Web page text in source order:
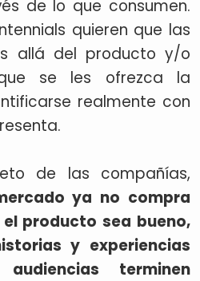
de lo que consumen.
quieren que las
allá del producto y/o
se les ofrezca la
realmente con
de las compañías,
ya no compra
producto sea bueno,
y experiencias
terminen